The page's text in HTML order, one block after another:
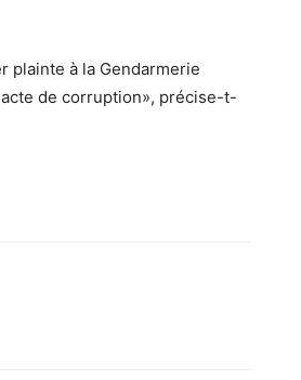
plainte à la Gendarmerie
de corruption», précise-t-